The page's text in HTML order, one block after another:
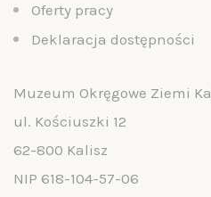
Oferty pracy
Deklaracja dostępności
Muzeum Okręgowe Ziemi
ul. Kościuszki 12
62-800 Kalisz
NIP 618-104-57-06